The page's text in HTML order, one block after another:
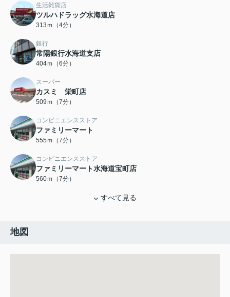
生活雑貨店
ツルハドラッグ水海道店
313ｍ（4分）
銀行
常陽銀行水海道支店
404ｍ（6分）
スーパー
カスミ 栄町店
509ｍ（7分）
コンビニエンスストア
ファミリーマート
555ｍ（7分）
コンビニエンスストア
ファミリーマート水海道宝町店
560ｍ（7分）
すべて見る
地図